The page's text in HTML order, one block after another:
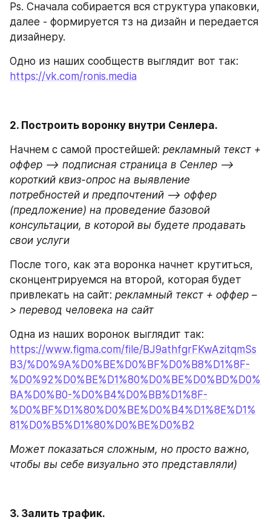
Ps. Сначала собирается вся структура упаковки,
далее - формируется тз на дизайн и передается
дизайнеру.
https://vk.com/ronis.media
2. Построить воронку внутри Сенлера.
Начнем с самой простейшей: рекламный текст +
оффер –> подписная страница в Сенлер –>
короткий квиз-опрос на выявление
потребностей и предпочтений –> оффер
(предложение) на проведение базовой
консультации, в которой вы будете продавать
свои услуги
После того, как эта воронка начнет крутиться,
сконцентрируемся на второй, которая будет
привлекать на сайт: рекламный текст + оффер –
> перевод человека на сайт
https://www.figma.com/file/BJ9athfgrFKwAzitqmSs
B3/%D0%9A%D0%BE%D0%BF%D0%B8%D1%8F-
%D0%92%D0%BE%D1%80%D0%BE%D0%BD%D0%
BA%D0%B0-%D0%B4%D0%BB%D1%8F-
%D0%BF%D1%80%D0%BE%D0%B4%D1%8E%D1%
81%D0%B5%D1%80%D0%BE%D0%B2
Может показаться сложным, но просто важно,
чтобы вы себе визуально это представляли)
3. Залить трафик.